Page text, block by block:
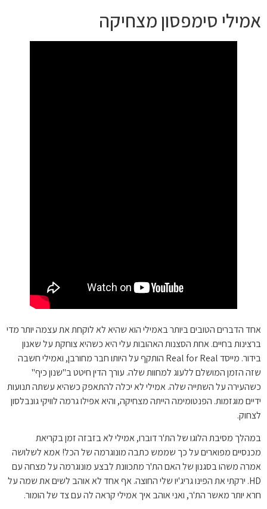
אמילי סימפסון מצחיקה
אחד הדברים הטובים ביותר באמילי הוא שהיא לא לוקחת את עצמה יותר מדי
ברצינות בחיים. אחת הסצנות האהובות עלי היא כשהיא צוחקת על שאנון
בידור. מייסד Real for Real הותקף על היותו חבר מחורבן, ואמילי חשבה
שזה הזמן המושלם ללעוג למחוות שלה. עורך הדין חיטט ב"שנון כיף"
כשהעירה על השתייה שלה. אמילי לא יכלה להתאפק כשהיא עשתה תנועות
ידיים מוגזמות. הפנטומימה הייתה מצחיקה, והיא אפילו גרמה לוויקי גונבלסון
לצחוק.
במהלך מסיבת הלוגו של הת'ר דוברו, אמילי לא בזבזה זמן בקריאת
מכנסיים מפוארים על כך שממש כתבה מונוגרמה של הכל! אמא לשלושה
אמרה משהו בסגנון של האם הת'ר מתכוונת לבצע מונוגרמה על מצחה עם
HD. ירקתי את הפינו גריג'יו שלי החוצה. אף אחד לא אוהב לשים את שמה על
חרא יותר מאשר הת'ר, ואני אוהב איך אמילי קראה לה עם צד של הומור.